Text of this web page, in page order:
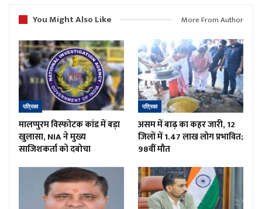
You Might Also Like
More From Author
पत्रिका
मालप्पुरम विस्फोटक कांड में बड़ा
खुलासा, NIA ने मुख्य
साजिशकर्ता को दबोचा
पत्रिका
असम में बाढ़ का कहर जारी, 12
जिलों में 1.47 लाख लोग प्रभावित;
98वीं मौत